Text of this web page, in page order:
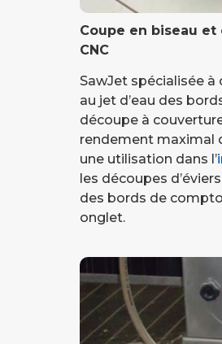
Coupe en biseau
CNC
SawJet spécialisée
au jet d’eau des
découpe à
rendement maximal
une utilisation dans l’
les découpes
des bords de
onglet.